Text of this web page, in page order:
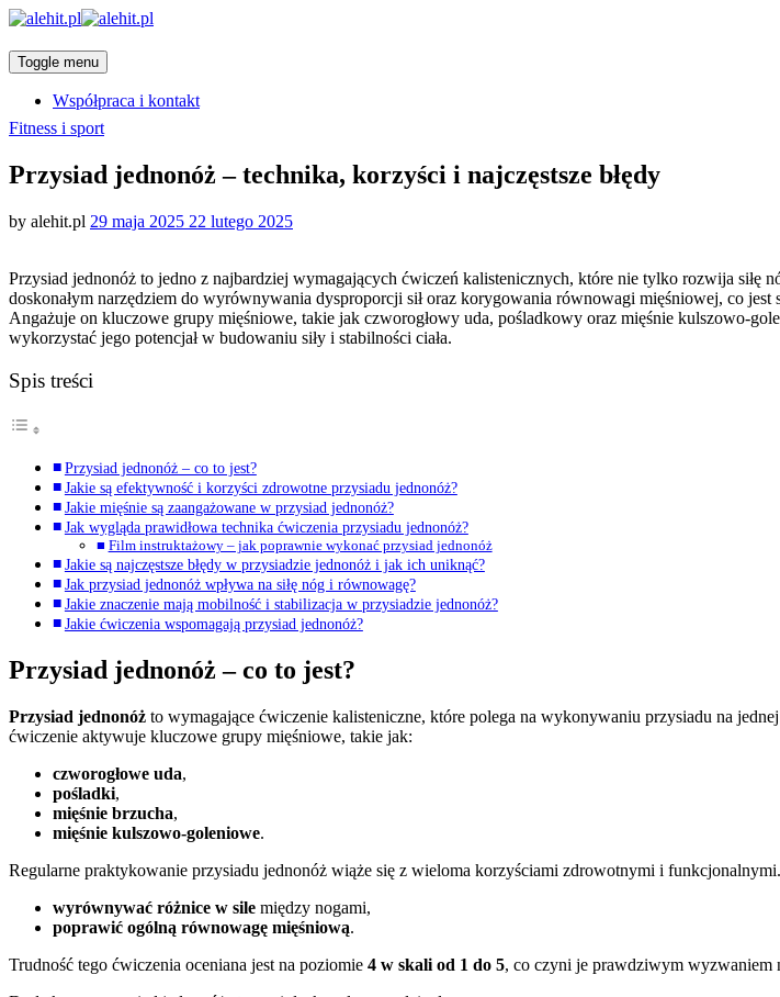
Toggle menu
Współpraca i kontakt
Categories
Fitness i sport
Przysiad jednonóż – technika, korzyści i najczęstsze błędy
by alehit.pl Posted
29 maja 2025 22 lutego 2025
Przysiad jednonóż to jedno z najbardziej wymagających ćwiczeń kalistenicznych, które nie tylko rozwija siłę
doskonałym narzędziem do wyrównywania dysproporcji sił oraz korygowania równowagi mięśniowej, co
Angażuje on kluczowe grupy mięśniowe, takie jak czworogłowy uda, pośladkowy oraz mięśnie kulszowo-
wykorzystać jego potencjał w budowaniu siły i stabilności ciała.
Spis treści
Przysiad jednonóż – co to jest?
Jakie są efektywność i korzyści zdrowotne przysiadu jednonóż?
Jakie mięśnie są zaangażowane w przysiad jednonóż?
Jak wygląda prawidłowa technika ćwiczenia przysiadu jednonóż?
Film instruktażowy – jak poprawnie wykonać przysiad jednonóż
Jakie są najczęstsze błędy w przysiadzie jednonóż i jak ich uniknąć?
Jak przysiad jednonóż wpływa na siłę nóg i równowagę?
Jakie znaczenie mają mobilność i stabilizacja w przysiadzie jednonóż?
Jakie ćwiczenia wspomagają przysiad jednonóż?
Przysiad jednonóż – co to jest?
Przysiad jednonóż to wymagające ćwiczenie kalisteniczne, które polega na wykonywaniu przysiadu na
ćwiczenie aktywuje kluczowe grupy mięśniowe, takie jak:
czworogłowe uda,
pośladki,
mięśnie brzucha,
mięśnie kulszowo-goleniowe.
Regularne praktykowanie przysiadu jednonóż wiąże się z wieloma korzyściami zdrowotnymi i
wyrównywać różnice w sile między nogami,
poprawić ogólną równowagę mięśniową.
Trudność tego ćwiczenia oceniana jest na poziomie 4 w skali od 1 do 5, co czyni je prawdziwym wyzwaniem